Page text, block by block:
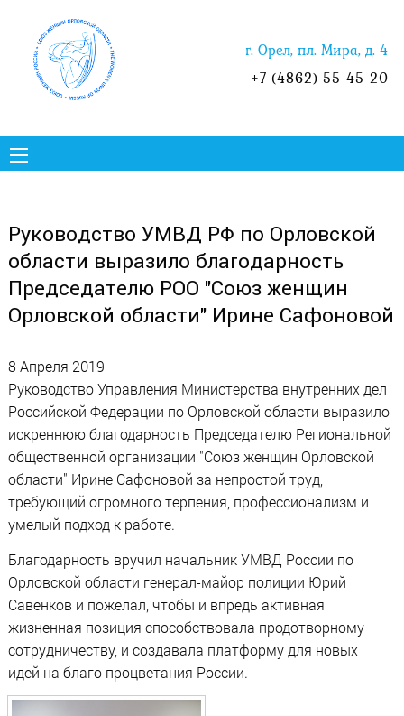
г. Орел, пл. Мира, д. 4
+7 (4862) 55-45-20
Руководство УМВД РФ по Орловской
области выразило благодарность
Председателю РОО "Союз женщин
Орловской области" Ирине Сафоновой
8 Апреля 2019
Руководство Управления Министерства внутренних дел
Российской Федерации по Орловской области выразило
искреннюю благодарность Председателю Региональной
общественной организации "Союз женщин Орловской
области" Ирине Сафоновой за непростой труд,
требующий огромного терпения, профессионализм и
умелый подход к работе.
Благодарность вручил начальник УМВД России по
Орловской области генерал-майор полиции Юрий
Савенков и пожелал, чтобы и впредь активная
жизненная позиция способствовала продотворному
сотрудничеству, и создавала платформу для новых
идей на благо процветания России.